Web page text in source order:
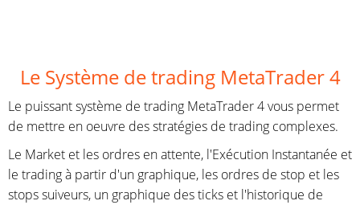
Le Système de trading MetaTrader 4
Le puissant système de trading MetaTrader 4vous permet
de mettre en oeuvre des stratégies de trading complexes.
Le Market et les ordres en attente, l'Exécution Instantanée et
le trading à partir d'un graphique, les ordres de stop et les
stops suiveurs, un graphique des ticks et l'historique de